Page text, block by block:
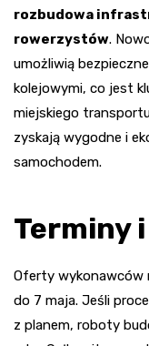
rozbudowa
rowerzystów.
umożliwią
kolejowymi, co jest
miejskiego
zyskają wygodne i
samochodem.
Terminy
Oferty wykonawców
do 7 maja. Jeśli
z planem, roboty